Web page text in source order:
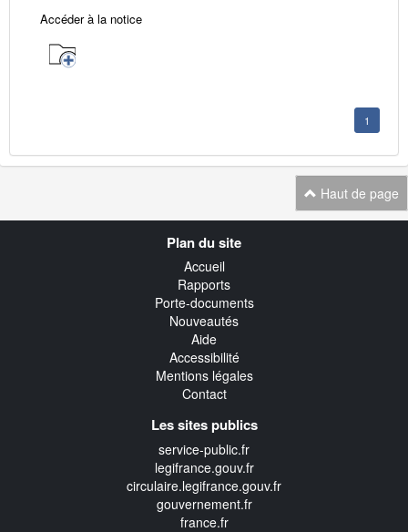
Accéder à la notice
1
Haut de page
Plan du site
Accueil
Rapports
Porte-documents
Nouveautés
Aide
Accessibilité
Mentions légales
Contact
Les sites publics
service-public.fr
legifrance.gouv.fr
circulaire.legifrance.gouv.fr
gouvernement.fr
france.fr